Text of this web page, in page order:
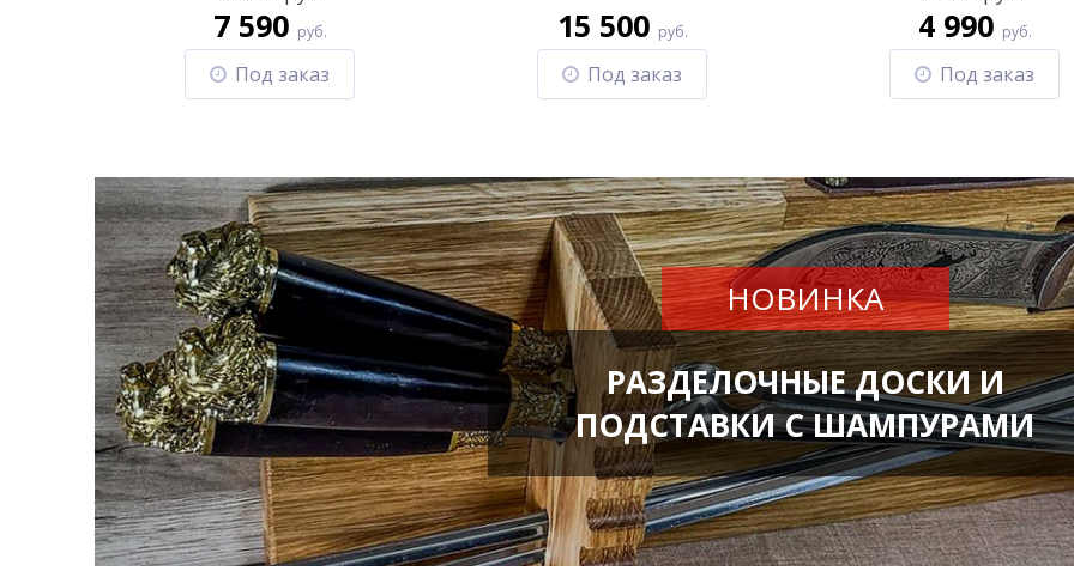
7 590 руб.
Под заказ
15 500 руб.
Под заказ
4 990 руб.
Под заказ
НОВИНКА
РАЗДЕЛОЧНЫЕ ДОСКИ И
ПОДСТАВКИ С ШАМПУРАМИ